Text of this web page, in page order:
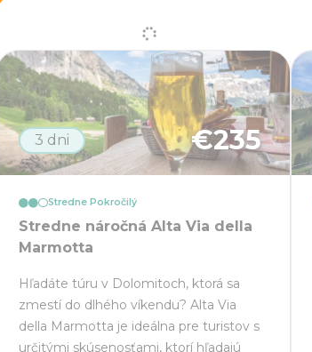
3 dni €235
Stredne Pokročilý
Stredne náročná Alta Via della
Marmotta
Hľadáte túru v Dolomitoch, ktorá sa
zmestí do dlhého víkendu? Alta Via
della Marmotta je ideálna pre turistov s
určitými skúsenosťami, ktorí hľadajú